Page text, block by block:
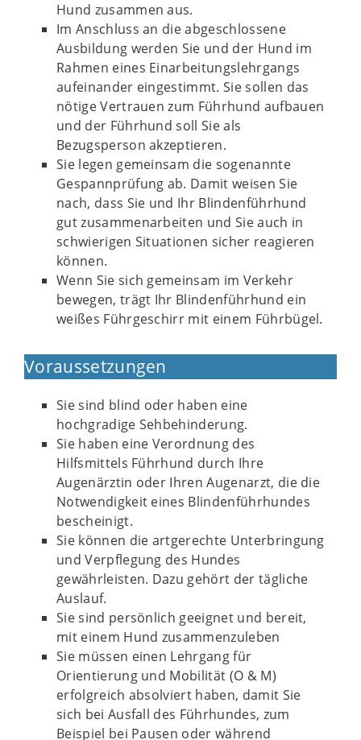
Hund zusammen aus.
Im Anschluss an die abgeschlossene
Ausbildung werden Sie und der Hund im
Rahmen eines Einarbeitungslehrgangs
aufeinander eingestimmt. Sie sollen das
nötige Vertrauen zum Führhund aufbauen
und der Führhund soll Sie als
Bezugsperson akzeptieren.
Sie legen gemeinsam die sogenannte
Gespannprüfung ab. Damit weisen Sie
nach, dass Sie und Ihr Blindenführhund
gut zusammenarbeiten und Sie auch in
schwierigen Situationen sicher reagieren
können.
Wenn Sie sich gemeinsam im Verkehr
bewegen, trägt Ihr Blindenführhund ein
weißes Führgeschirr mit einem Führbügel.
Voraussetzungen
Sie sind blind oder haben eine
hochgradige Sehbehinderung.
Sie haben eine Verordnung des
Hilfsmittels Führhund durch Ihre
Augenärztin oder Ihren Augenarzt, die die
Notwendigkeit eines Blindenführhundes
bescheinigt.
Sie können die artgerechte Unterbringung
und Verpflegung des Hundes
gewährleisten. Dazu gehört der tägliche
Auslauf.
Sie sind persönlich geeignet und bereit,
mit einem Hund zusammenzuleben
Sie müssen einen Lehrgang für
Orientierung und Mobilität (O & M)
erfolgreich absolviert haben, damit Sie
sich bei Ausfall des Führhundes, zum
Beispiel bei Pausen oder während